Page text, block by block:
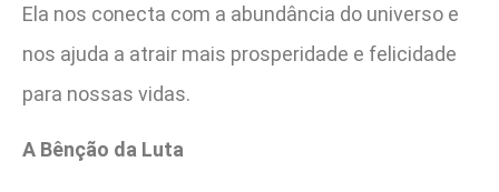
Ela nos conecta com a abundância do universo e
nos ajuda a atrair mais prosperidade e felicidade
para nossas vidas.
A Bênção da Luta